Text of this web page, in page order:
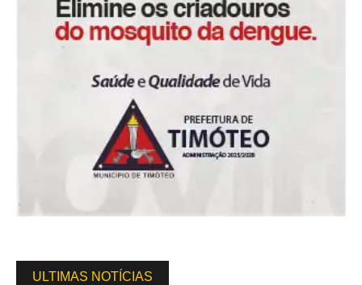
ULTIMAS NOTÍCIAS